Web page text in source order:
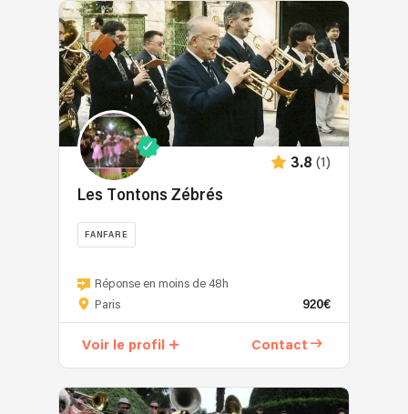
3.8 (1)
Les Tontons Zébrés
FANFARE
Réponse en moins de 48h
Paris
920€
Voir le profil Contact